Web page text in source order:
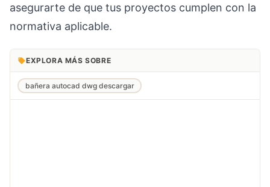
asegurarte de que tus proyectos cumplen con la
normativa aplicable.
EXPLORA MÁS SOBRE
bañera autocad dwg descargar